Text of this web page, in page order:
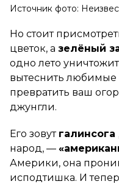
Источник фото:
Но стоит
цветок, а зелёный
одно лето
вытеснить
превратить ваш
джунгли.
Его зовут галинсога
народ, —
Америки, она
исподтишка. И